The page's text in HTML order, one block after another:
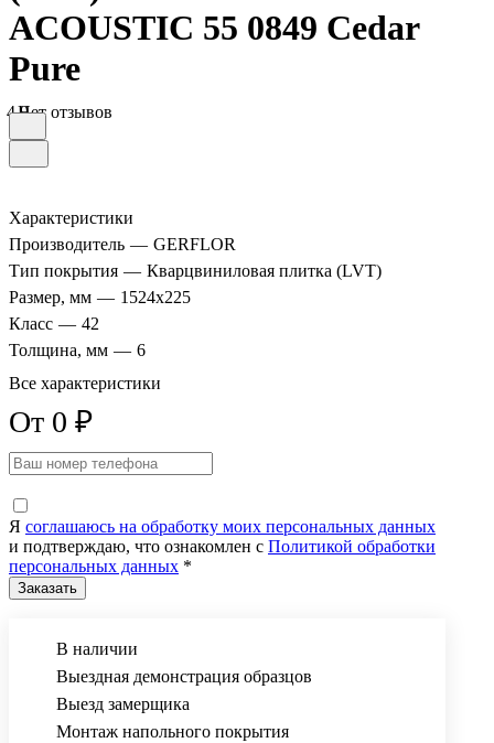
ACOUSTIC 55 0849 Cedar
Pure
4.9Нет отзывов
Характеристики
Производитель — GERFLOR
Тип покрытия — Кварцвиниловая плитка (LVT)
Размер, мм — 1524x225
Класс — 42
Толщина, мм — 6
Все характеристики
От 0 ₽
Я соглашаюсь на обработку моих персональных данных
и подтверждаю, что ознакомлен с Политикой обработки
персональных данных *
В наличии
Выездная демонстрация образцов
Выезд замерщика
Монтаж напольного покрытия